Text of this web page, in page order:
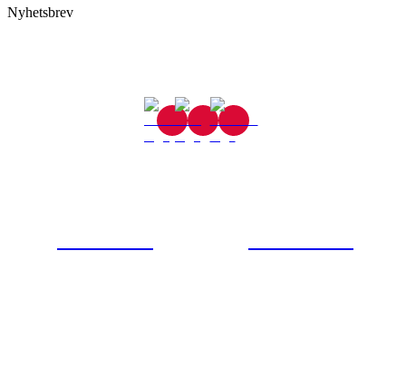
Nyhetsbrev